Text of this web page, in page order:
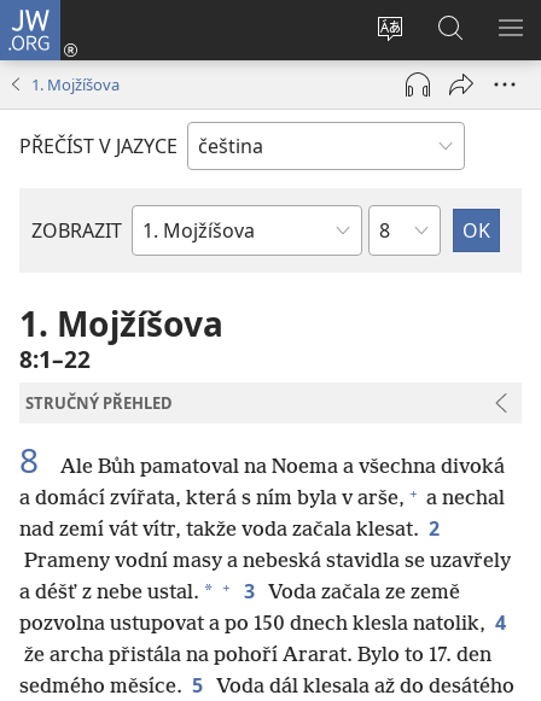
JW.ORG
Změnit
jazyk
stránek
Přihlásit
se
(otevřeno
okno)
Hledat
na
JW.ORG
1. Mojžíšova
PŘEČÍST V JAZYCE
ZOBRAZIT
Biblická
Kapitola
1. Mojžíšova
8:1–22
STRUČNÝ PŘEHLED
8
Ale Bůh pamatoval na Noema a všechna divoká
a domácí zvířata, která s ním byla v arše, + a nechal
nad zemí vát vítr, takže voda začala klesat. 2
Prameny vodní masy a nebeská stavidla se uzavřely
a déšť z nebe ustal. * + 3
Voda začala ze země
pozvolna ustupovat a po 150 dnech klesla natolik, 4
že archa přistála na pohoří Ararat. Bylo to 17. den
sedmého měsíce. 5
Voda dál klesala až do desátého